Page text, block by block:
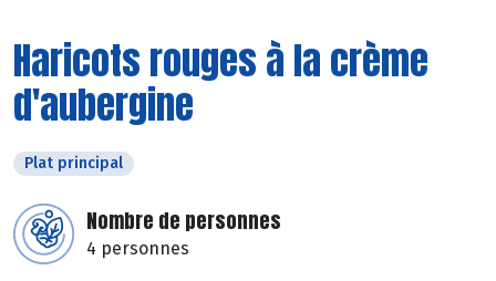
Haricots rouges à la crème
d'aubergine
Plat principal
Nombre de personnes
4 personnes